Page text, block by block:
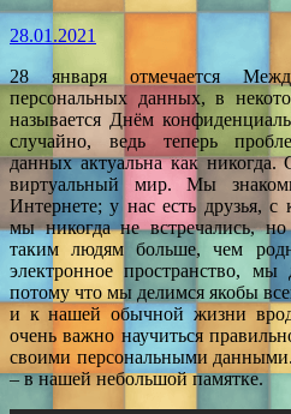
28.01.2021
28 января отмечается
персональных данных, в
называется Днём
случайно, ведь теперь
данных актуальна как никогда.
виртуальный мир. Мы
Интернете; у нас есть друзья,
мы никогда не встречались, но
таким людям больше, чем
электронное пространство, мы
потому что мы делимся якобы
и к нашей обычной жизни
очень важно научиться
своими персональными
– в нашей небольшой памятке.